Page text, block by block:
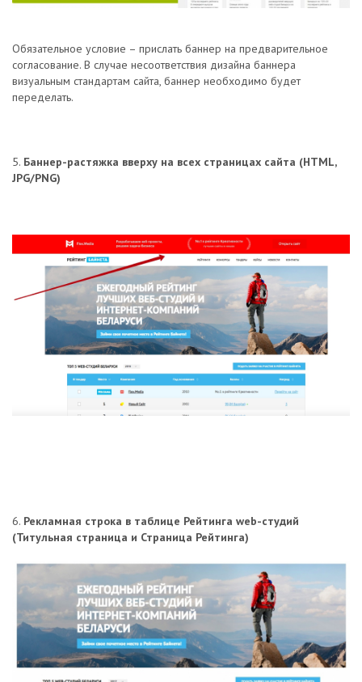
Обязательное условие – прислать баннер на предварительное
согласование. В случае несоответствия дизайна баннера
визуальным стандартам сайта, баннер необходимо будет
переделать.
5. Баннер-растяжка вверху на всех страницах сайта (HTML,
JPG/PNG)
6. Рекламная строка в таблице Рейтинга web-студий
(Титульная страница и Страница Рейтинга)